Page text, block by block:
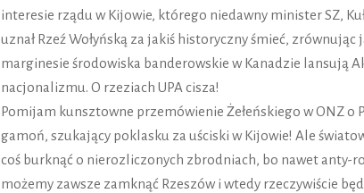
interesie rządu w Kijowie, którego niedawny minister SZ,
uznał Rzeź Wołyńską za jakiś historyczny śmieć, zrównując
marginesie środowiska banderowskie w Kanadzie lansują
nacjonalizmu. O rzeziach UPA cisza!
Pomijam kunsztowne przemówienie Żełeńskiego w ONZ o
gamoń, szukający poklasku za uściski w Kijowie! Ale
coś burknąć o nierozliczonych zbrodniach, bo nawet anty-
możemy zawsze zamknąć Rzeszów i wtedy rzeczywiście